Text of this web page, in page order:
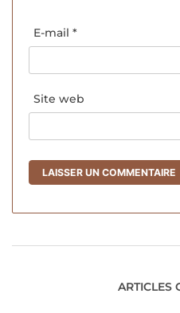
E-mail *
Site web
ARTICLES